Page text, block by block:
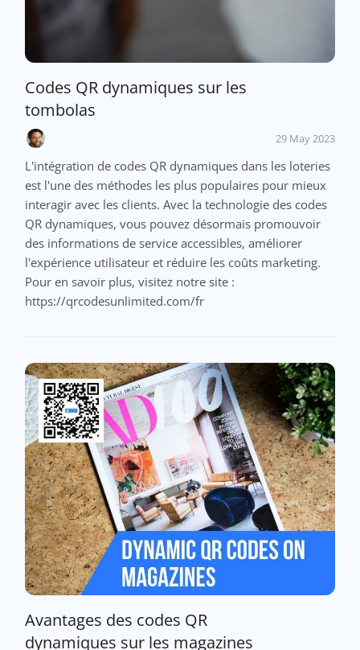
Codes QR dynamiques sur les
tombolas
29 May 2023
L'intégration de codes QR dynamiques dans les loteries
est l'une des méthodes les plus populaires pour mieux
interagir avec les clients. Avec la technologie des codes
QR dynamiques, vous pouvez désormais promouvoir
des informations de service accessibles, améliorer
l'expérience utilisateur et réduire les coûts marketing.
Pour en savoir plus, visitez notre site :
https://qrcodesunlimited.com/fr
Avantages des codes QR
dynamiques sur les magazines